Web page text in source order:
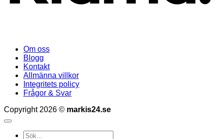
Om oss
Blogg
Kontakt
Allmänna villkor
Integritets policy
Frågor & Svar
Copyright 2026 © markis24.se
Sök